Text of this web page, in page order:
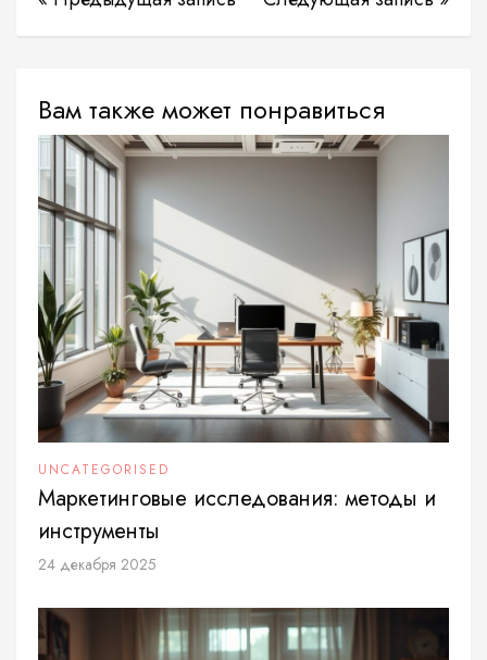
Вам также может понравиться
UNCATEGORISED
Маркетинговые исследования: методы и
инструменты
24 декабря 2025